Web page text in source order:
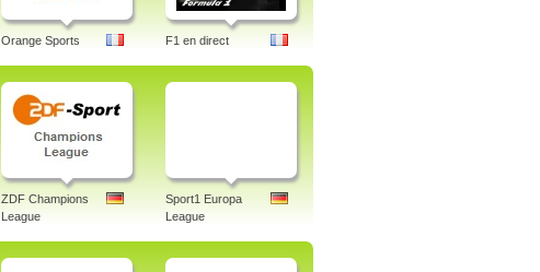
Orange Sports F1 en direct
ZDF Champions
League
Sport1 Europa
League